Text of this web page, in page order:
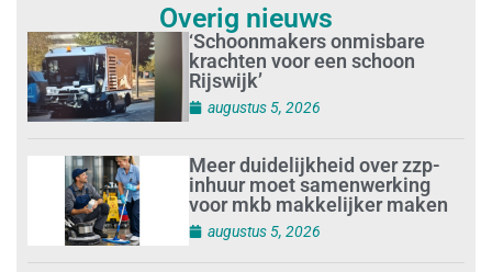
Overig nieuws
‘Schoonmakers onmisbare
krachten voor een schoon
Rijswijk’
augustus 5, 2026
Meer duidelijkheid over zzp-
inhuur moet samenwerking
voor mkb makkelijker maken
augustus 5, 2026